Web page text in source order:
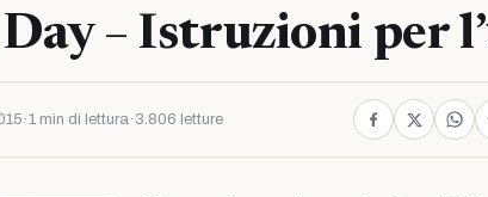
– Istruzioni per
·1 min di lettura· 3.806 letture